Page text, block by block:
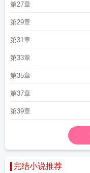
第27章
第29章
第31章
第33章
第35章
第37章
第39章
完结小说推荐